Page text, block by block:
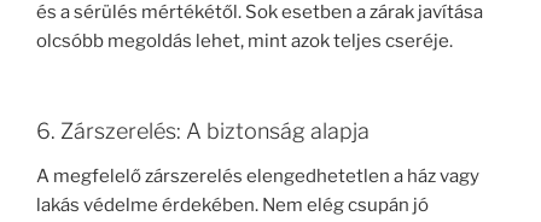
és a sérülés mértékétől. Sok esetben a zárak javítása
olcsóbb megoldás lehet, mint azok teljes cseréje.
6. Zárszerelés: A biztonság alapja
A megfelelő zárszerelés elengedhetetlen a ház vagy
lakás védelme érdekében. Nem elég csupán jó